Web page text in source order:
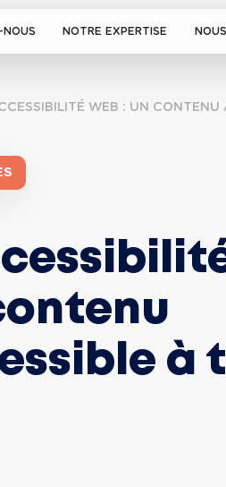
NOUS NOTRE EXPERTISE
WEB : UN
à